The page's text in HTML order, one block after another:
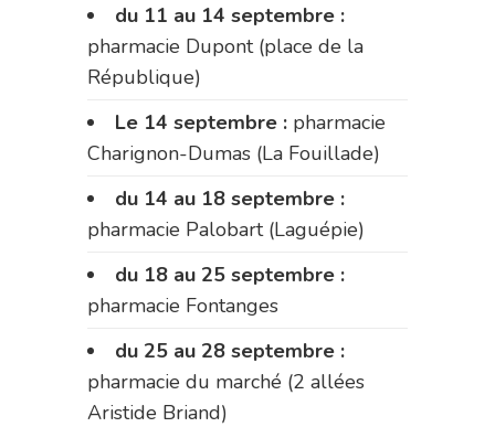
du 11 au 14 septembre :
pharmacie Dupont (place de la
République)
Le 14 septembre : pharmacie
Charignon-Dumas (La Fouillade)
du 14 au 18 septembre :
pharmacie Palobart (Laguépie)
du 18 au 25 septembre :
pharmacie Fontanges
du 25 au 28 septembre :
pharmacie du marché (2 allées
Aristide Briand)